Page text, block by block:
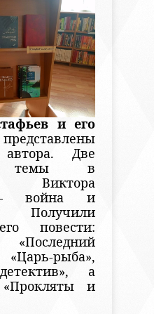
и его
автора. Две
темы в
Виктора
— война и
повести:
рыба»,
а
и